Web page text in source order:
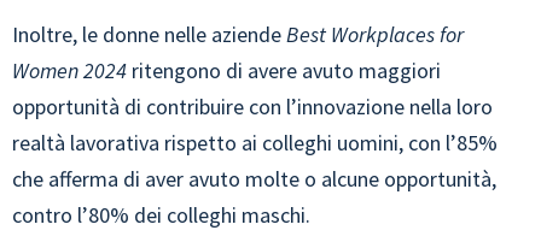
Inoltre, le donne nelle aziendeBest Workplaces for
Women 2024 ritengono di avere avuto maggiori
opportunità di contribuire con l’innovazione nella loro
realtà lavorativa rispetto ai colleghi uomini, con l’85%
che afferma di aver avuto molte o alcune opportunità,
contro l’80% dei colleghi maschi.